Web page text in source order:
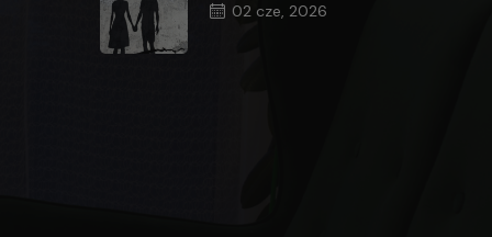
02 cze, 2026